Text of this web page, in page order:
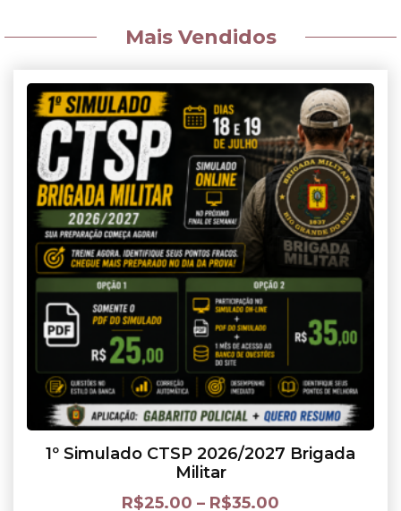
Mais Vendidos
1º Simulado CTSP 2026/2027 Brigada
Militar
R$25.00 – R$35.00